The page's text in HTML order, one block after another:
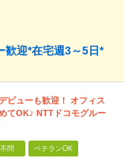
歓迎*在宅週3～5日*
ビューも歓迎！ オフィス
てOK♪ NTTドコモグルー
問 ベテランOK